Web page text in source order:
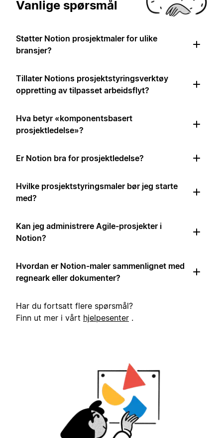
Vanlige spørsmål
Støtter Notion prosjektmaler for ulike
bransjer?
Tillater Notions prosjektstyringsverktøy
oppretting av tilpasset arbeidsflyt?
Hva betyr «komponentsbasert
prosjektledelse»?
Er Notion bra for prosjektledelse?
Hvilke prosjektstyringsmaler bør jeg starte
med?
Kan jeg administrere Agile-prosjekter i
Notion?
Hvordan er Notion-maler sammenlignet med
regneark eller dokumenter?
Har du fortsatt flere spørsmål?
Finn ut mer i vårt hjelpesenter .